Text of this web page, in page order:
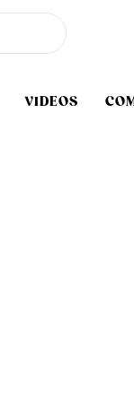
VIDEOS